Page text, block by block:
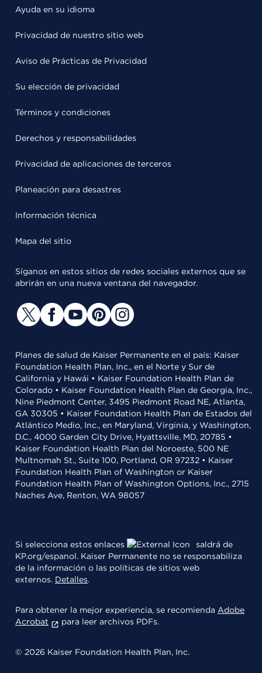
Ayuda en su idioma
Privacidad de nuestro sitio web
Aviso de Prácticas de Privacidad
Su elección de privacidad
Términos y condiciones
Derechos y responsabilidades
Privacidad de aplicaciones de terceros
Planeación para desastres
Información técnica
Mapa del sitio
Síganos en estos sitios de redes sociales externos que se
abrirán en una nueva ventana del navegador.
Planes de salud de Kaiser Permanente en el país: Kaiser
Foundation Health Plan, Inc., en el Norte y Sur de
California y Hawái • Kaiser Foundation Health Plan de
Colorado • Kaiser Foundation Health Plan de Georgia, Inc.,
Nine Piedmont Center, 3495 Piedmont Road NE, Atlanta,
GA 30305 • Kaiser Foundation Health Plan de Estados del
Atlántico Medio, Inc., en Maryland, Virginia, y Washington,
D.C., 4000 Garden City Drive, Hyattsville, MD, 20785 •
Kaiser Foundation Health Plan del Noroeste, 500 NE
Multnomah St., Suite 100, Portland, OR 97232 • Kaiser
Foundation Health Plan of Washington or Kaiser
Foundation Health Plan of Washington Options, Inc., 2715
Naches Ave, Renton, WA 98057
Si selecciona estos enlaces
saldrá de
KP.org/espanol. Kaiser Permanente no se responsabiliza
de la información o las políticas de sitios web
externos. Detalles.
Para obtener la mejor experiencia, se recomienda Adobe
Acrobat
para leer archivos PDFs.
© 2026 Kaiser Foundation Health Plan, Inc.